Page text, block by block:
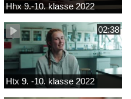
Hhx 9.-10. klasse 2022
02:38
Htx 9. -10. klasse 2022